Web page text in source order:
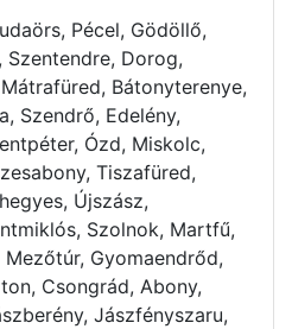
Pécel, Gödöllő,
Szentendre, Dorog,
Bátonyterenye,
Szendrő, Edelény,
Ózd, Miskolc,
Tiszafüred,
Újszász,
Szolnok, Martfű,
Gyomaendrőd,
Csongrád, Abony,
Jászfényszaru,